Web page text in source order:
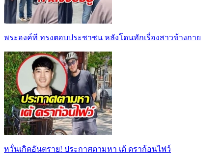
พระองค์ที ทรงตอบประชาชน หลังโดนทักเรื่องสาวข้างกาย
หวั่นเกิดอันตราย! ประกาศตามหา เต้ ดราก้อนไฟว์